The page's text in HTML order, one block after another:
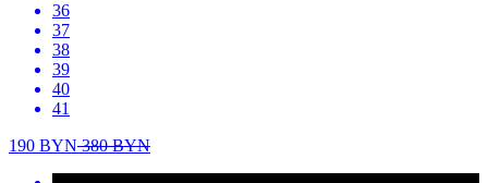
36
37
38
39
40
41
190 BYN380BYN